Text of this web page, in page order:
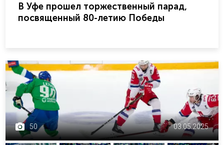
В Уфе прошел торжественный парад,
посвященный 80-летию Победы
50 03.05.2025